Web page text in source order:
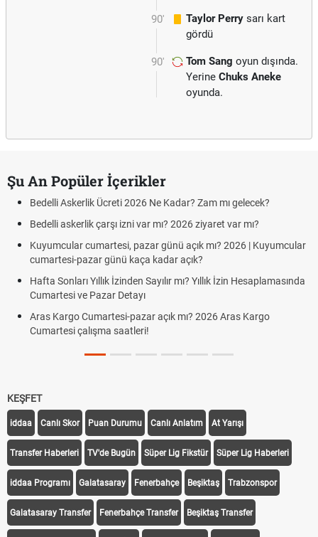
90' Taylor Perry sarı kart
gördü
90' Tom Sang oyun dışında.
Yerine Chuks Aneke
oyunda.
Şu An Popüler İçerikler
Bedelli Askerlik Ücreti 2026 Ne Kadar? Zam mı gelecek?
Bedelli askerlik çarşı izni var mı? 2026 ziyaret var mı?
Kuyumcular cumartesi, pazar günü açık mı? 2026 | Kuyumcular
cumartesi-pazar günü kaça kadar açık?
Hafta Sonları Yıllık İzinden Sayılır mı? Yıllık İzin Hesaplamasında
Cumartesi ve Pazar Detayı
Aras Kargo Cumartesi-pazar açık mı? 2026 Aras Kargo
Cumartesi çalışma saatleri!
KEŞFET
iddaa Canlı Skor Puan Durumu Canlı Anlatım At Yarışı
Transfer Haberleri TV'de Bugün Süper Lig Fikstür Süper Lig Haberleri
iddaa Programı Galatasaray Fenerbahçe Beşiktaş Trabzonspor
Galatasaray Transfer Fenerbahçe Transfer Beşiktaş Transfer